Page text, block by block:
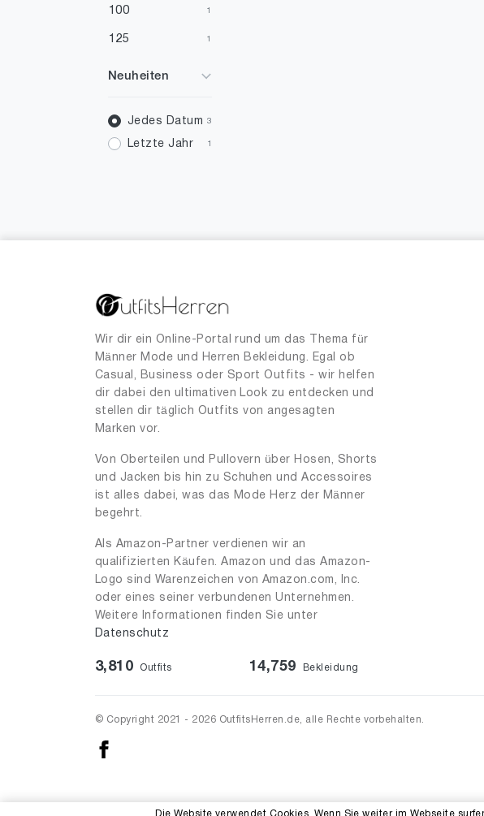
100 1
125 1
Neuheiten
Jedes Datum 3
Letzte Jahr 1
Wir dir ein Online-Portal rund um das Thema für
Männer Mode und Herren Bekleidung. Egal ob
Casual, Business oder Sport Outfits - wir helfen
dir dabei den ultimativen Look zu entdecken und
stellen dir täglich Outfits von angesagten
Marken vor.
Von Oberteilen und Pullovern über Hosen, Shorts
und Jacken bis hin zu Schuhen und Accessoires
ist alles dabei, was das Mode Herz der Männer
begehrt.
Als Amazon-Partner verdienen wir an
qualifizierten Käufen. Amazon und das Amazon-
Logo sind Warenzeichen von Amazon.com, Inc.
oder eines seiner verbundenen Unternehmen.
Weitere Informationen finden Sie unter
Datenschutz
3,810 Outfits 14,759 Bekleidung
© Copyright 2021 - 2026 OutfitsHerren.de, alle Rechte vorbehalten.
Die Website verwendet Cookies. Wenn Sie weiter im Webseite